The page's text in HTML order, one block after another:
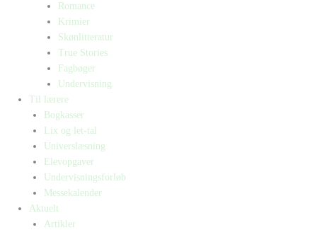
Romance
Krimier
Skønlitteratur
True Stories
Fagbøger
Undervisning
Til lærere
Bogkasser
Lix og let-tal
Universlæsning
Elevopgaver
Undervisningsforløb
Messekalender
Aktuelt
Artikler